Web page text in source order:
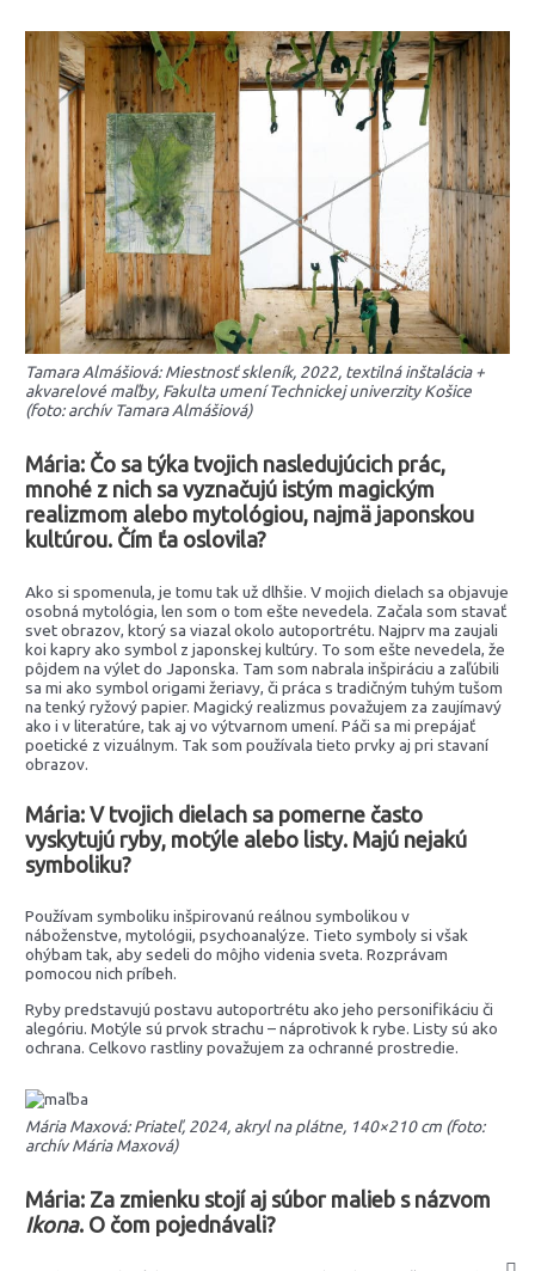
Tamara Almášiová: Miestnosť skleník, 2022, textilná inštalácia +
akvarelové maľby, Fakulta umení Technickej univerzity Košice
(foto: archív Tamara Almášiová)
Mária: Čo sa týka tvojich nasledujúcich prác,
mnohé z nich sa vyznačujú istým magickým
realizmom alebo mytológiou, najmä japonskou
kultúrou. Čím ťa oslovila?
Ako si spomenula, je tomu tak už dlhšie. V mojich dielach sa objavuje
osobná mytológia, len som o tom ešte nevedela. Začala som stavať
svet obrazov, ktorý sa viazal okolo autoportrétu. Najprv ma zaujali
koi kapry ako symbol z japonskej kultúry. To som ešte nevedela, že
pôjdem na výlet do Japonska. Tam som nabrala inšpiráciu a zaľúbili
sa mi ako symbol origami žeriavy, či práca s tradičným tuhým tušom
na tenký ryžový papier. Magický realizmus považujem za zaujímavý
ako i v literatúre, tak aj vo výtvarnom umení. Páči sa mi prepájať
poetické z vizuálnym. Tak som používala tieto prvky aj pri stavaní
obrazov.
Mária: V tvojich dielach sa pomerne často
vyskytujú ryby, motýle alebo listy. Majú nejakú
symboliku?
Používam symboliku inšpirovanú reálnou symbolikou v
náboženstve, mytológii, psychoanalýze. Tieto symboly si však
ohýbam tak, aby sedeli do môjho videnia sveta. Rozprávam
pomocou nich príbeh.
Ryby predstavujú postavu autoportrétu ako jeho personifikáciu či
alegóriu. Motýle sú prvok strachu – náprotivok k rybe. Listy sú ako
ochrana. Celkovo rastliny považujem za ochranné prostredie.
Mária Maxová: Priateľ, 2024, akryl na plátne, 140×210 cm (foto:
archív Mária Maxová)
Mária: Za zmienku stojí aj súbor malieb s názvom
Ikona. O čom pojednávali?